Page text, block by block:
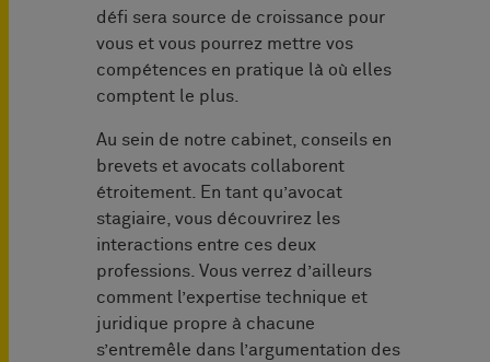
défi sera source de croissance pour
vous et vous pourrez mettre vos
compétences en pratique là où elles
comptent le plus.
Au sein de notre cabinet, conseils en
brevets et avocats collaborent
étroitement. En tant qu’avocat
stagiaire, vous découvrirez les
interactions entre ces deux
professions. Vous verrez d’ailleurs
comment l’expertise technique et
juridique propre à chacune
s’entremêle dans l’argumentation des